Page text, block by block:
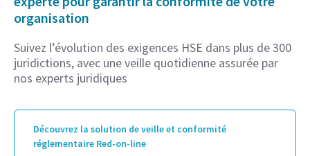
organisation
Suivez l’évolution des exigences HSE dans plus de 300
juridictions, avec une veille quotidienne assurée par
nos experts juridiques
Découvrez la solution de veille et conformité
réglementaire Red-on-line